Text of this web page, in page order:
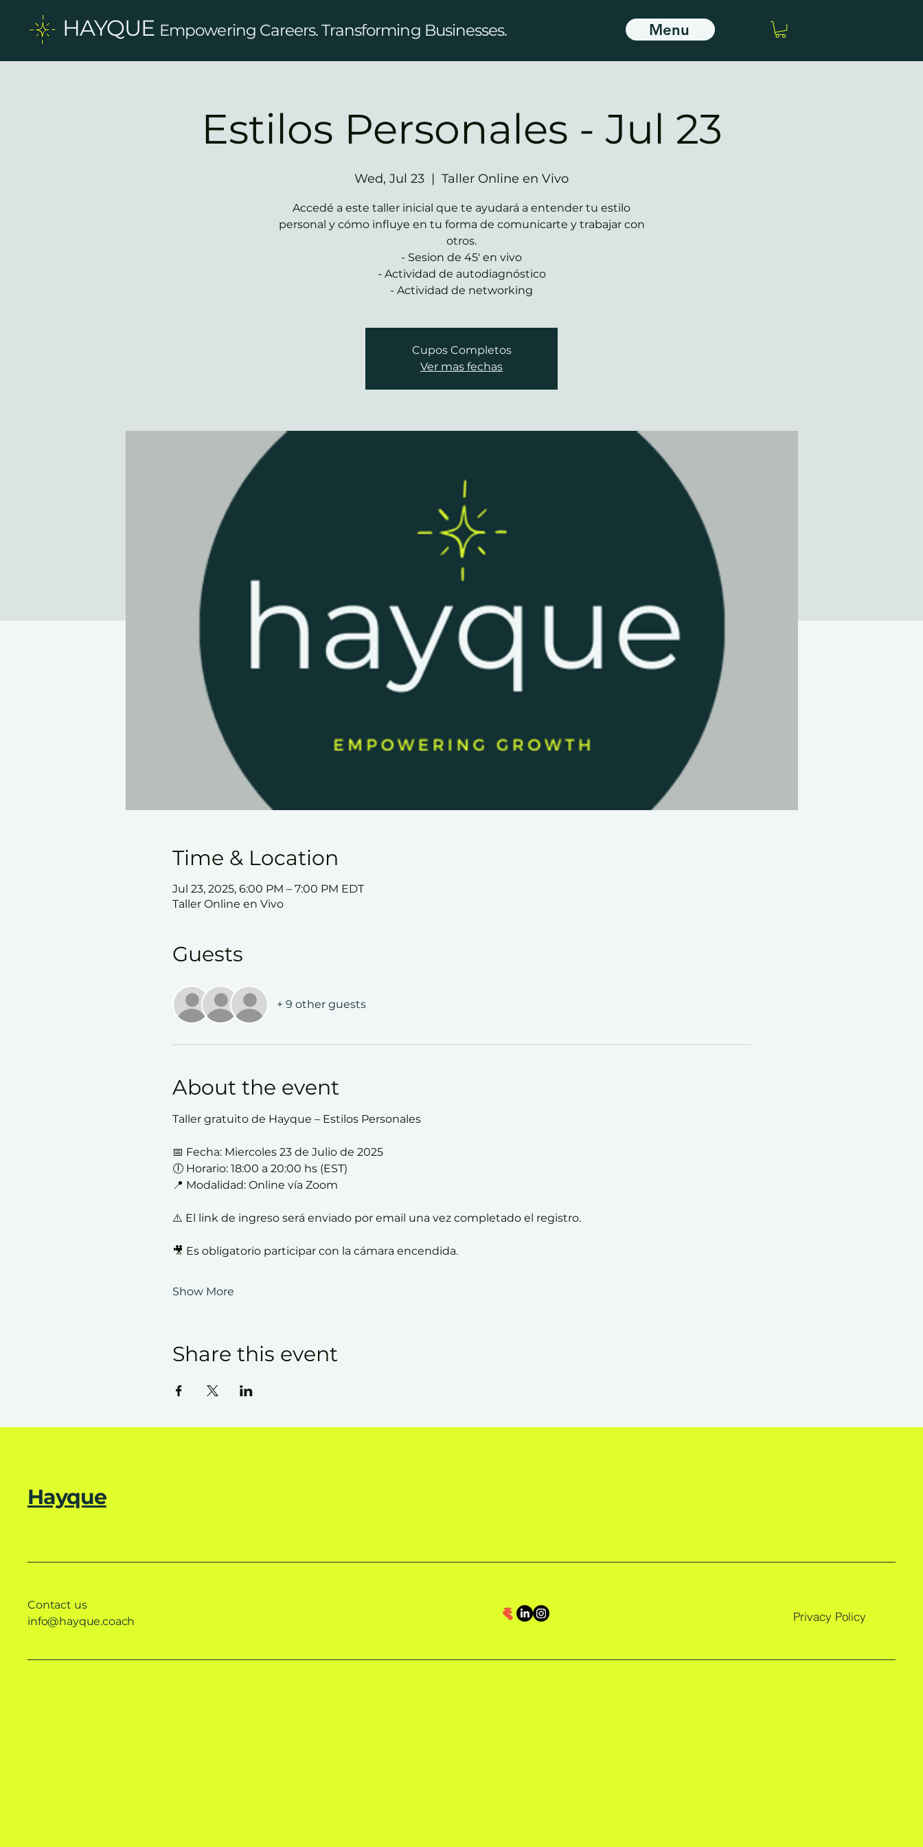
HAYQUE Empowering Careers. Transforming Businesses. Menu
Estilos Personales - Jul 23
Wed, Jul 23
  |
Taller Online en Vivo
Accedé a este taller inicial que te ayudará a entender tu estilo
personal y cómo influye en tu forma de comunicarte y trabajar con
otros.
- Sesion de 45' en vivo
- Actividad de autodiagnóstico
- Actividad de networking
Cupos Completos
Ver mas fechas
Time & Location
Jul 23, 2025, 6:00 PM – 7:00 PM EDT
Taller Online en Vivo
Guests
+ 9 other guests
About the event
Taller gratuito de Hayque – Estilos Personales
📅 Fecha: Miercoles 23 de Julio de 2025
🕕 Horario: 18:00 a 20:00 hs (EST)
📍 Modalidad: Online vía Zoom
⚠️ El link de ingreso será enviado por email una vez completado el registro.
🎥 Es obligatorio participar con la cámara encendida.
Show More
Share this event
Hayque
Contact us
info@hayque.coach
Privacy Policy